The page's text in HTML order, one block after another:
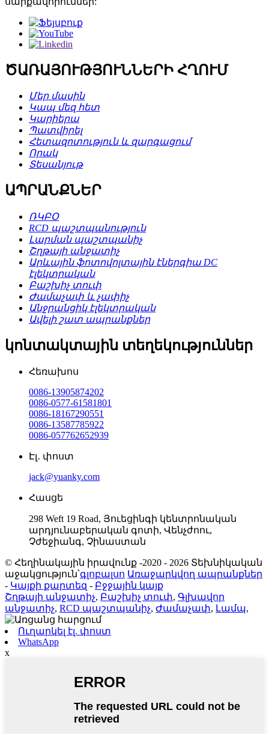
ԾԱՌԱՅՈՒԹՅՈՒՆՆԵՐԻ ՀՂՈՒՄ
Մեր մասին
Կապ մեզ հետ
Կարիերա
Պատվիրել
Հետազոտություն և զարգացում
Որակ
Տեսանյութ
ԱՊՐԱՆՔՆԵՐ
ՌԿԲՕ
RCD պաշտպանություն
Լարման պաշտպանիչ
Շղթայի անջատիչ
Արևային ֆոտովոլտային էներգիա DC
էլեկտրական
Բաշխիչ տուփ
Ժամաչափ և չափիչ
Անջրանցիկ էլեկտրական
Ավելի շատ ապրանքներ
կոնտակտային տեղեկություններ
Հեռախոս
0086-13905874202
0086-0577-61581801
0086-18167290551
0086-13587785922
0086-057762652939
Էլ․ փոստ
jack@yuanky.com
Հասցե
298 Weft 19 Road, Յուեցինգի կենտրոնական
արդյունաբերական գոտի, Վենչժոու,
Չժեջիանգ, Չինաստան
© Հեղինակային իրավունք -2020 - 2026 Տեխնիկական
աջակցություն՝գլոբալսո Առաջարկվող ապրանքներ
- Կայքի քարտեզ - Բջջային կայք
Շղթայի անջատիչ, Բաշխիչ տուփ, Գլխավոր
անջատիչ, RCD պաշտպանիչ, Ժամաչափ, Լամպ,
Ուղարկել էլ. փոստ
WhatsApp
x